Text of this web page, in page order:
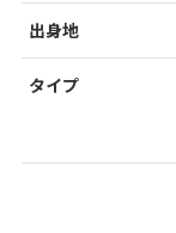
出身地
タイプ